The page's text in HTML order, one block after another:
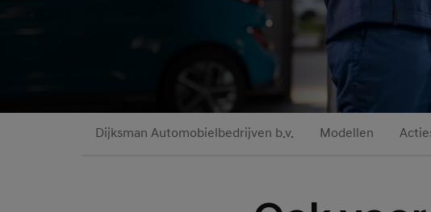
Dijksman Automobielbedrijven b.v. Modellen